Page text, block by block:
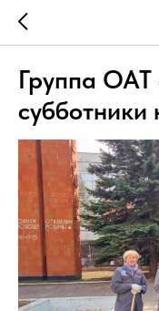
Группа ОАТ
субботники